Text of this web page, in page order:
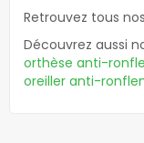
Retrouvez tous
Découvrez aussi
orthèse anti-
oreiller anti-